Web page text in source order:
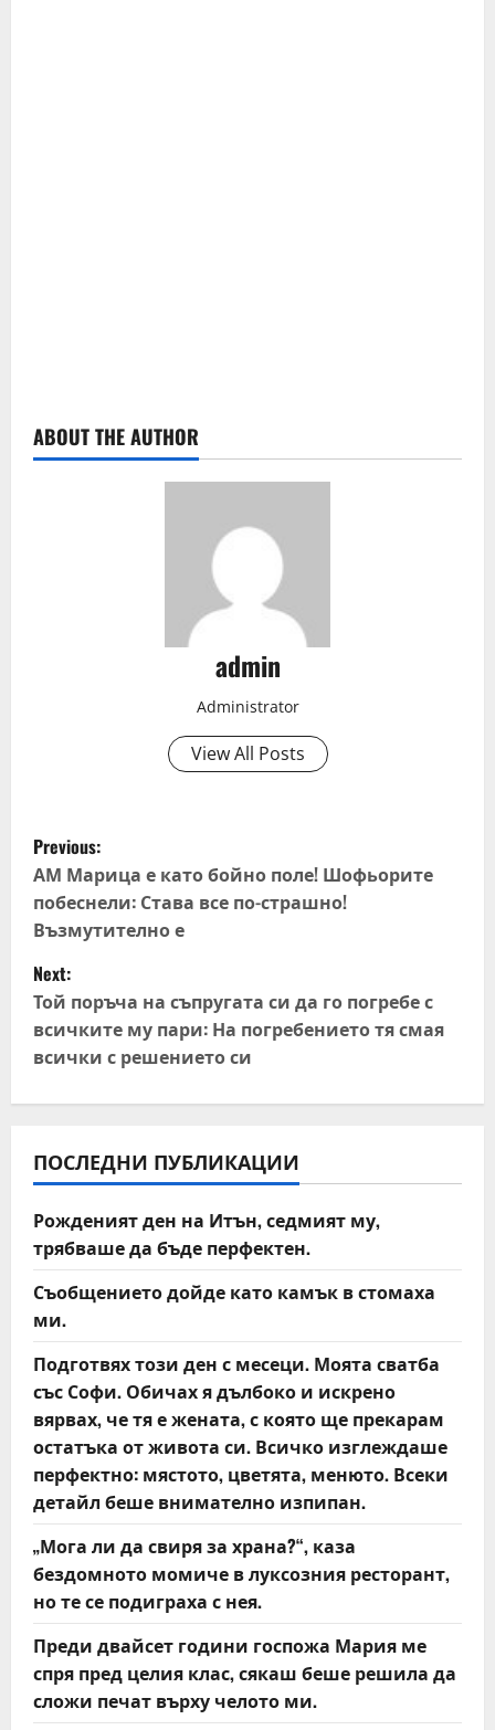
ABOUT THE AUTHOR
admin
Administrator
View All Posts
P
o
s
t
n
a
v
i
g
a
t
i
o
n
Previous:
АМ Марица е като бойно поле! Шофьорите
побеснели: Става все по-страшно!
Възмутително е
Next:
Той поръча на съпругата си да го погребе с
всичките му пари: На погребението тя смая
всички с решението си
ПОСЛЕДНИ ПУБЛИКАЦИИ
Рожденият ден на Итън, седмият му,
трябваше да бъде перфектен.
Съобщението дойде като камък в стомаха
ми.
Подготвях този ден с месеци. Моята сватба
със Софи. Обичах я дълбоко и искрено
вярвах, че тя е жената, с която ще прекарам
остатъка от живота си. Всичко изглеждаше
перфектно: мястото, цветята, менюто. Всеки
детайл беше внимателно изпипан.
„Мога ли да свиря за храна?“, каза
бездомното момиче в луксозния ресторант,
но те се подиграха с нея.
Преди двайсет години госпожа Мария ме
спря пред целия клас, сякаш беше решила да
сложи печат върху челото ми.